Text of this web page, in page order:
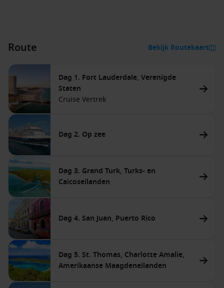
Route Bekijk Routekaart
Dag 1. Fort Lauderdale, Verenigde
Staten
Cruise Vertrek
Dag 2. Op zee
Dag 3. Grand Turk, Turks- en
Caicoseilanden
Dag 4. San Juan, Puerto Rico
Dag 5. St. Thomas, Charlotte Amalie,
Amerikaanse Maagdeneilanden